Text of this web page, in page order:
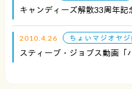
キャンディーズ解散33周年記
2010.4.26 ちょいマジオヤジ
スティーブ・ジョブス動画「